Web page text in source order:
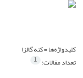
کلیدواژه‌ها =کنه گالزا
تعداد مقالات: 1